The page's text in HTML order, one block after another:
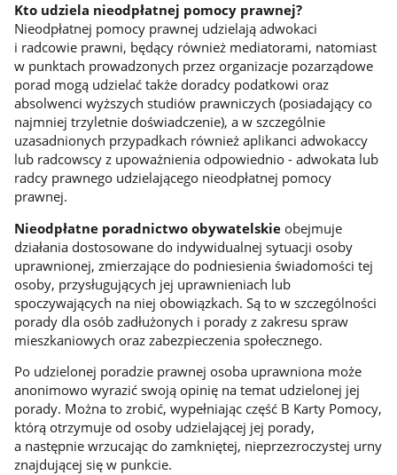
Kto udziela nieodpłatnej pomocy prawnej?
Nieodpłatnej pomocy prawnej udzielają adwokaci
i radcowie prawni, będący również mediatorami, natomiast
w punktach prowadzonych przez organizacje pozarządowe
porad mogą udzielać także doradcy podatkowi oraz
absolwenci wyższych studiów prawniczych (posiadający co
najmniej trzyletnie doświadczenie), a w szczególnie
uzasadnionych przypadkach również aplikanci adwokaccy
lub radcowscy z upoważnienia odpowiednio - adwokata lub
radcy prawnego udzielającego nieodpłatnej pomocy
prawnej.
Nieodpłatne poradnictwo obywatelskieobejmuje
działania dostosowane do indywidualnej sytuacji osoby
uprawnionej, zmierzające do podniesienia świadomości tej
osoby, przysługujących jej uprawnieniach lub
spoczywających na niej obowiązkach. Są to w szczególności
porady dla osób zadłużonych i porady z zakresu spraw
mieszkaniowych oraz zabezpieczenia społecznego.
Po udzielonej poradzie prawnej osoba uprawniona może
anonimowo wyrazić swoją opinię na temat udzielonej jej
porady. Można to zrobić, wypełniając część B Karty Pomocy,
którą otrzymuje od osoby udzielającej jej porady,
a następnie wrzucając do zamkniętej, nieprzezroczystej urny
znajdującej się w punkcie.